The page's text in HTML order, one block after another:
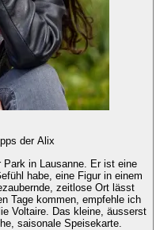
der Alix
in Lausanne. Er ist eine
habe, eine Figur in einem
zeitlose Ort lässt
Tage kommen, empfehle ich
Voltaire. Das kleine, äusserst
saisonale Speisekarte.